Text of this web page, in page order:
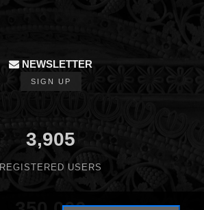
NEWSLETTER
SIGN UP
3,905
REGISTERED USERS